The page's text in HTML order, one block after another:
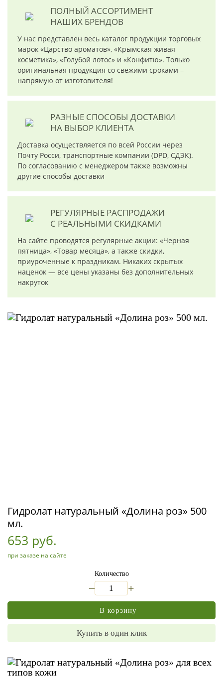
ПОЛНЫЙ АССОРТИМЕНТ
НАШИХ БРЕНДОВ
У нас представлен весь каталог продукции торговых
марок «Царство ароматов», «Крымская живая
косметика», «Голубой лотос» и «Конфитю». Только
оригинальная продукция со свежими сроками –
напрямую от изготовителя!
РАЗНЫЕ СПОСОБЫ ДОСТАВКИ
НА ВЫБОР КЛИЕНТА
Доставка осуществляется по всей России через
Почту Росси, транспортные компании (DPD, СДЭК).
По согласованию с менеджером также возможны
другие способы доставки
РЕГУЛЯРНЫЕ РАСПРОДАЖИ
С РЕАЛЬНЫМИ СКИДКАМИ
На сайте проводятся регулярные акции: «Черная
пятница», «Товар месяца», а также скидки,
приуроченные к праздникам. Никаких скрытых
наценок — все цены указаны без дополнительных
накруток
Гидролат натуральный «Долина роз» 500
мл.
653 руб.
при заказе на сайте
Количество
+
В корзину
Купить в один клик